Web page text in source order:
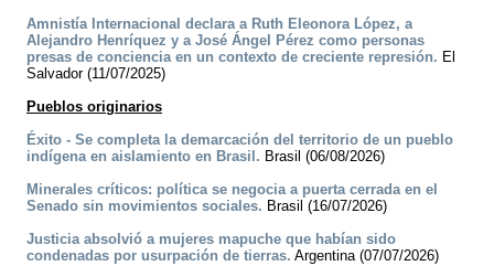
Amnistía Internacional declara a Ruth Eleonora López, a
Alejandro Henríquez y a José Ángel Pérez como personas
presas de conciencia en un contexto de creciente represión. El
Salvador (11/07/2025)
Pueblos originarios
Éxito - Se completa la demarcación del territorio de un pueblo
indígena en aislamiento en Brasil. Brasil (06/08/2026)
Minerales críticos: política se negocia a puerta cerrada en el
Senado sin movimientos sociales. Brasil (16/07/2026)
Justicia absolvió a mujeres mapuche que habían sido
condenadas por usurpación de tierras. Argentina (07/07/2026)